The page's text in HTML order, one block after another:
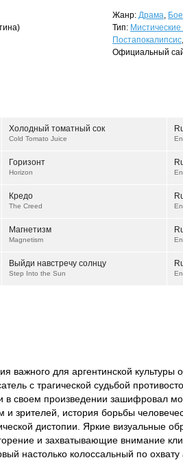
Жанр: Драма,
Тип:
Постапокалипсис,
Официальный
Холодный томатный сок
Cold Tomato Juice
Горизонт
Horizon
Кредо
The Creed
Магнетизм
Magnetism
Выйди навстречу солнцу
Step Into the Sun
важного для аргентинской культуры
с трагической судьбой
и в своем произведении зашифровал
и зрителей, история борьбы
дистопии. Яркие визуальные
и захватывающие внимание
настолько колоссальный по охвату